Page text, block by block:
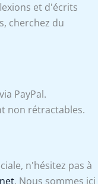
et d'écrits
cherchez du
PayPal.
non rétractables.
n'hésitez pas à
. Nous sommes ici